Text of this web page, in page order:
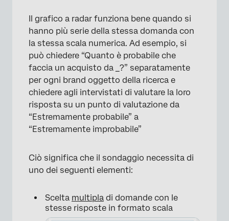
Il grafico a radar funziona bene quando si
hanno più serie della stessa domanda con
la stessa scala numerica. Ad esempio, si
può chiedere “Quanto è probabile che
faccia un acquisto da _?” separatamente
per ogni brand oggetto della ricerca e
chiedere agli intervistati di valutare la loro
risposta su un punto di valutazione da
“Estremamente probabile” a
“Estremamente improbabile”
Ciò significa che il sondaggio necessita di
uno dei seguenti elementi:
Scelta multipla di domande con le
stesse risposte in formato scala